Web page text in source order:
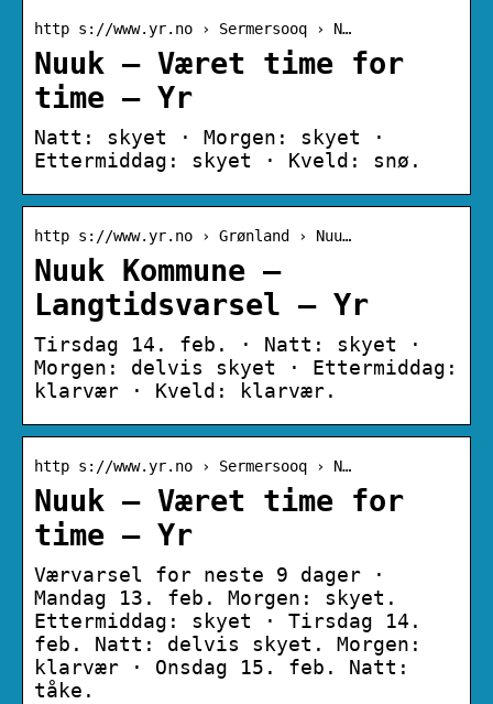
http s://www.yr.no › Sermersooq › N…
Nuuk – Været time for
time – Yr
Natt: skyet · Morgen: skyet ·
Ettermiddag: skyet · Kveld: snø.
http s://www.yr.no › Grønland › Nuu…
Nuuk Kommune –
Langtidsvarsel – Yr
Tirsdag 14. feb. · Natt: skyet ·
Morgen: delvis skyet · Ettermiddag:
klarvær · Kveld: klarvær.
http s://www.yr.no › Sermersooq › N…
Nuuk – Været time for
time – Yr
Værvarsel for neste 9 dager ·
Mandag 13. feb. Morgen: skyet.
Ettermiddag: skyet · Tirsdag 14.
feb. Natt: delvis skyet. Morgen:
klarvær · Onsdag 15. feb. Natt:
tåke.